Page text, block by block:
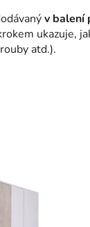
v balení
ukazuje,
atd.).